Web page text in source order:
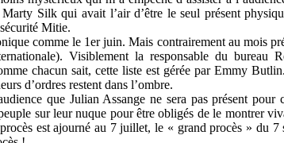
Silk qui avait l’air d’être le seul présent
Mitie.
comme le 1er juin. Mais contrairement au
Visiblement la responsable du bureau
chacun sait, cette liste est gérée par Emmy
d’ordres restent dans l’ombre.
que Julian Assange ne sera pas présent
sur leur nuque pour être obligés de le montrer
est ajourné au 7 juillet, le « grand procès » du 7